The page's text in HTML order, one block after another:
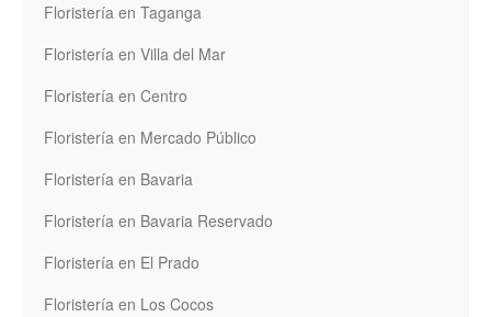
Floristería en Taganga
Floristería en Villa del Mar
Floristería en Centro
Floristería en Mercado Público
Floristería en Bavaria
Floristería en Bavaria Reservado
Floristería en El Prado
Floristería en Los Cocos